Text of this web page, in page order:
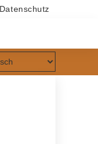
Datenschutz